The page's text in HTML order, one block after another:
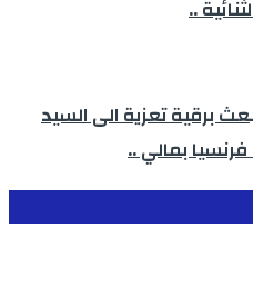
..
برقية تعزية الى السيد